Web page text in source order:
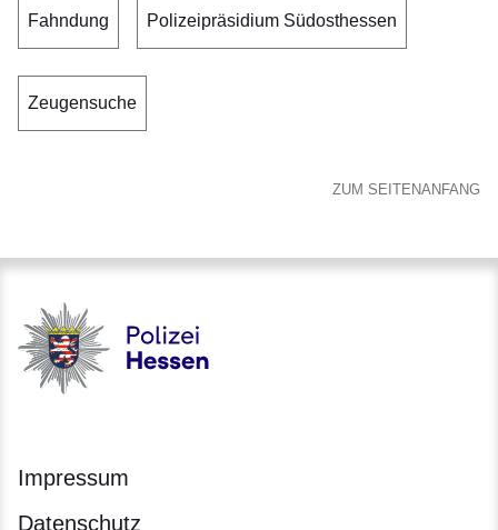
Fahndung Polizeipräsidium Südosthessen
Zeugensuche
ZUM SEITENANFANG
Polizei - Polizei.hessen.de
Impressum
Datenschutz